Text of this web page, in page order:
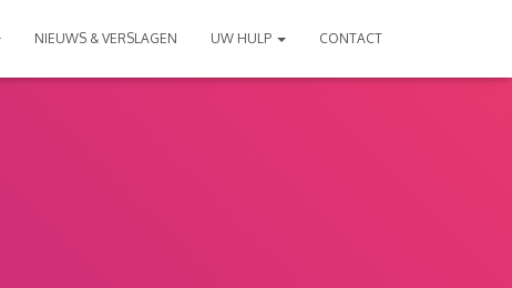
NIEUWS & VERSLAGEN UW HULP CONTACT